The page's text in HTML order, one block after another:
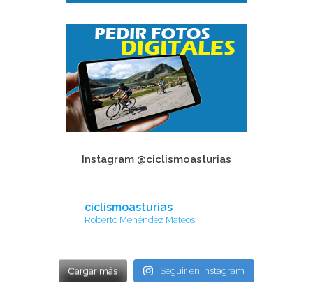
Instagram @ciclismoasturias
ciclismoasturias
Roberto Menéndez Mateos
Cargar más Seguir en Instagram